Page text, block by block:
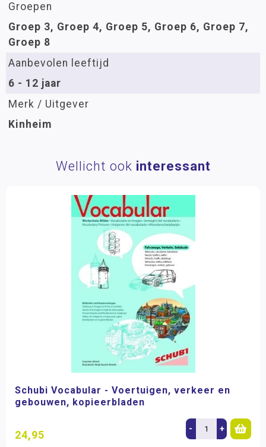
Groepen
Groep 3, Groep 4, Groep 5, Groep 6, Groep 7,
Groep 8
Aanbevolen leeftijd
6 - 12 jaar
Merk / Uitgever
Kinheim
Wellicht ook interessant
Schubi Vocabular - Voertuigen, verkeer en
gebouwen, kopieerbladen
24,95 - +